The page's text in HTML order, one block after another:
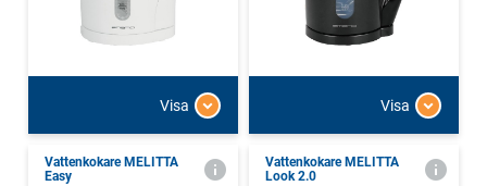
Visa Visa
Vattenkokare MELITTA
Easy
Vattenkokare MELITTA
Look 2.0